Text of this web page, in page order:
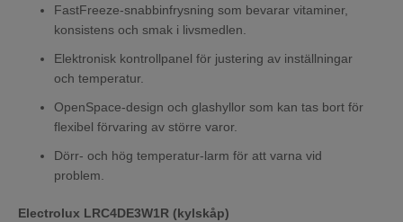
FastFreeze-snabbinfrysning som bevarar vitaminer,
konsistens och smak i livsmedlen.
Elektronisk kontrollpanel för justering av inställningar
och temperatur.
OpenSpace-design och glashyllor som kan tas bort för
flexibel förvaring av större varor.
Dörr- och hög temperatur-larm för att varna vid
problem.
Electrolux LRC4DE3W1R (kylskåp)